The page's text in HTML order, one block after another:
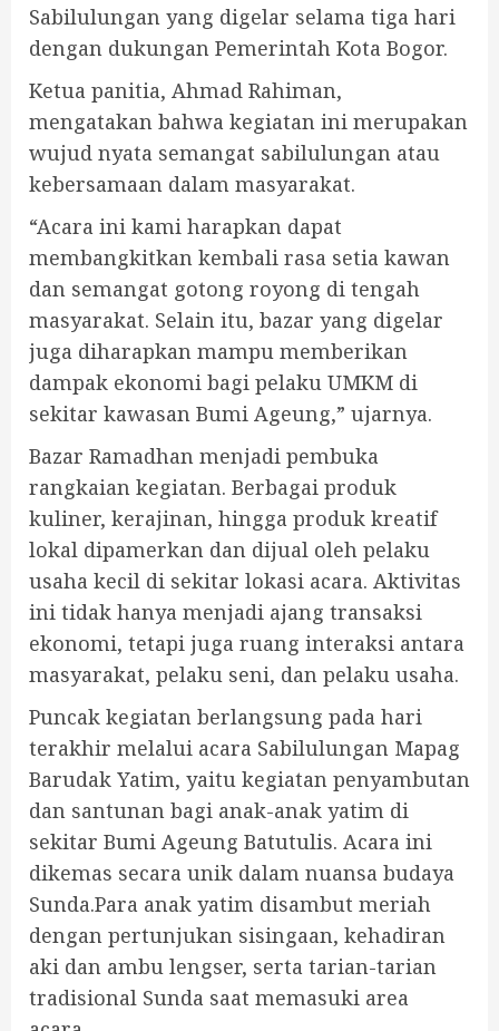
Sabilulungan yang digelar selama tiga hari
dengan dukungan Pemerintah Kota Bogor.
Ketua panitia, Ahmad Rahiman,
mengatakan bahwa kegiatan ini merupakan
wujud nyata semangat sabilulungan atau
kebersamaan dalam masyarakat.
“Acara ini kami harapkan dapat
membangkitkan kembali rasa setia kawan
dan semangat gotong royong di tengah
masyarakat. Selain itu, bazar yang digelar
juga diharapkan mampu memberikan
dampak ekonomi bagi pelaku UMKM di
sekitar kawasan Bumi Ageung,” ujarnya.
Bazar Ramadhan menjadi pembuka
rangkaian kegiatan. Berbagai produk
kuliner, kerajinan, hingga produk kreatif
lokal dipamerkan dan dijual oleh pelaku
usaha kecil di sekitar lokasi acara. Aktivitas
ini tidak hanya menjadi ajang transaksi
ekonomi, tetapi juga ruang interaksi antara
masyarakat, pelaku seni, dan pelaku usaha.
Puncak kegiatan berlangsung pada hari
terakhir melalui acara Sabilulungan Mapag
Barudak Yatim, yaitu kegiatan penyambutan
dan santunan bagi anak-anak yatim di
sekitar Bumi Ageung Batutulis. Acara ini
dikemas secara unik dalam nuansa budaya
Sunda.Para anak yatim disambut meriah
dengan pertunjukan sisingaan, kehadiran
aki dan ambu lengser, serta tarian-tarian
tradisional Sunda saat memasuki area